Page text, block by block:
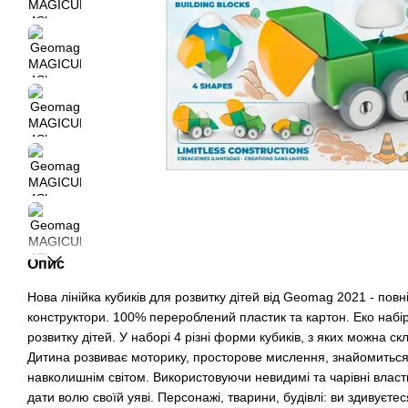
Опис
Нова лінійка кубиків для розвитку дітей від Geomag 2021 -
конструктори. 100% перероблений пластик та картон. Еко набір
розвитку дітей. У наборі 4 різні форми кубиків, з яких можна
Дитина розвиває моторику, просторове мислення,
навколишнім світом. Використовуючи невидимі та чарівні
дати волю своїй уяві. Персонажі, тварини, будівлі: ви